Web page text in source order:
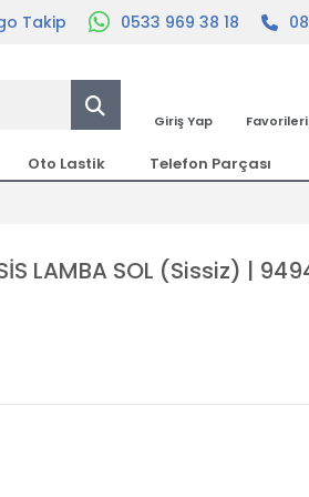
Takip 0533 969 38 18
Giriş Yap
Oto Lastik Telefon Parçası
LAMBA SOL (Sissiz) |